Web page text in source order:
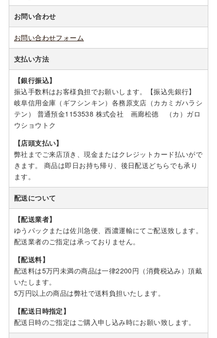
お問い合わせ
お問い合わせフォーム
支払い方法
【銀行振込】
振込手数料はお客様負担でお願いします。【振込先銀行】
岐阜信用金庫（ギフシンキン）各務原支店（カカミガハラシ
テン） 普通預金1153538 株式会社 画廊松德 （カ）ガロ
ウショウトク
【店頭支払い】
弊社までご来店頂き、現金またはクレジットカード払いがで
きます。 商品は即日お持ち帰り、後日配送どちらでも承り
ます。
配送について
【配送業者】
ゆうパックまたは佐川急便、西濃運輸にてご配送致します。
配送業者のご指定は承っておりません。
【配送料】
配送料は5万円未満の商品は一律2200円（消費税込み）頂戴
いたします。
5万円以上の商品は弊社で送料負担いたします。
【配送日時指定】
配送日時のご指定はご購入申し込み時にお願い致します。